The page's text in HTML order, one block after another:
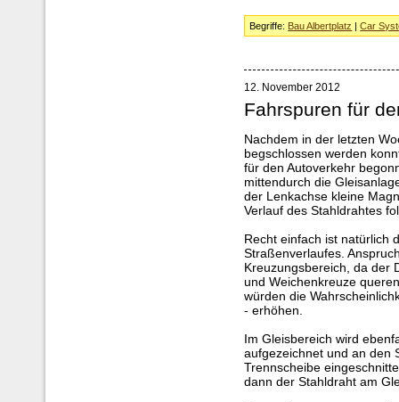
Begriffe: Bau Albertplatz |Car
12. November 2012
Fahrspuren für
Nachdem in der letzten
begschlossen werden
für den Autoverkehr
mittendurch die
der Lenkachse kleine
Verlauf des Stahldrahtes
Recht einfach ist natürlich
Straßenverlaufes.
Kreuzungsbereich, da der
und Weichenkreuze
würden die
- erhöhen.
Im Gleisbereich wird
aufgezeichnet und an den
Trennscheibe
dann der Stahldraht am